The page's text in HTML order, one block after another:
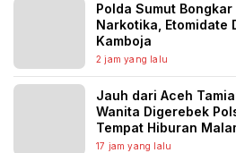
Polda Sumut
Narkotika, Etomidate
Kamboja
2 jam yang lalu
Jauh dari Aceh
Wanita Digerebek
Tempat Hiburan
Diburu
17 jam yang lalu